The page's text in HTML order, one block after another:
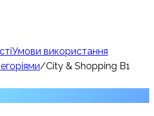
Умови використання
/City & Shopping B1